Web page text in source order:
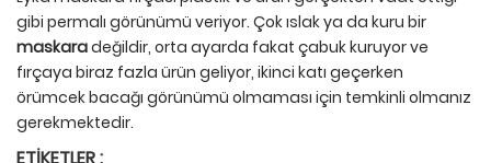
gibi permalı görünümü veriyor. Çok ıslak ya da kuru bir
maskaradeğildir, orta ayarda fakat çabuk kuruyor ve
fırçaya biraz fazla ürün geliyor, ikinci katı geçerken
örümcek bacağı görünümü olmaması için temkinli olmanız
gerekmektedir.
ETIKETLER :